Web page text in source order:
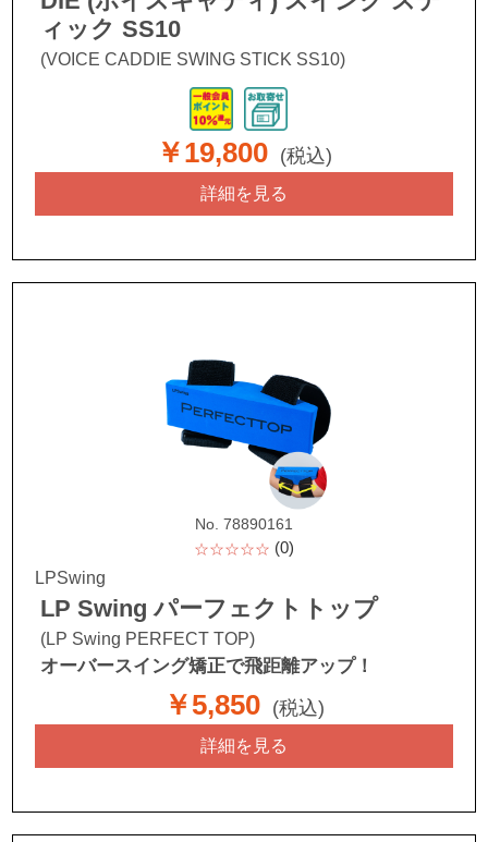
ィック SS10
(VOICE CADDIE SWING STICK SS10)
￥19,800 (税込)
詳細を見る
No. 78890161
☆☆☆☆☆ (0)
LPSwing
LP Swing パーフェクトトップ
(LP Swing PERFECT TOP)
オーバースイング矯正で飛距離アップ！
￥5,850 (税込)
詳細を見る